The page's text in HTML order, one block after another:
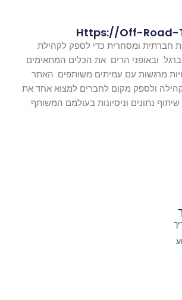
Https://off-Road-
חברתית ומסחרית כדי לספק לקהילת
ובאופני הרים את הכלים המתאימים
מרגשות עם עמיתים משותפים. האתר
ולספק מקום לחברים למצוא אחד את
נתונים וניסיונות בעולמם המשותף.